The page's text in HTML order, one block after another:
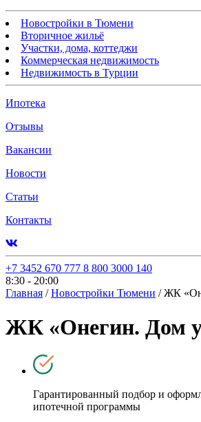
Новостройки в Тюмени
Вторичное жильё
Участки, дома, коттеджи
Коммерческая недвижимость
Недвижимость в Турции
Ипотека
Отзывы
Вакансии
Новости
Статьи
Контакты
+7 3452 670 777 8 800 3000 140
8:30 - 20:00
Главная / Новостройки Тюмени / ЖК
ЖК «Онегин. Дом у
Гарантированный подбор и
ипотечной программы